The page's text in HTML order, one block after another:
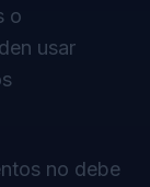
o
usar
no debe